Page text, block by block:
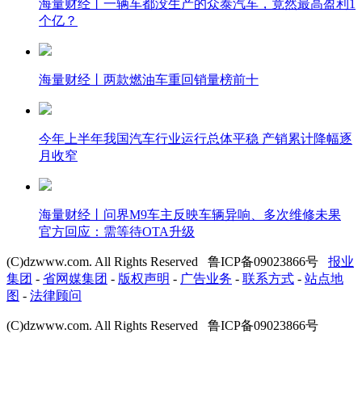
海量财经丨一辆车都没生产的众泰汽车，竟然最高盈利1
个亿？
海量财经丨两款燃油车重回销量榜前十
今年上半年我国汽车行业运行总体平稳 产销累计降幅逐
月收窄
海量财经丨问界M9车主反映车辆异响、多次维修未果
官方回应：需等待OTA升级
(C)dzwww.com. All Rights Reserved 鲁ICP备09023866号 报业
集团 - 省网媒集团 - 版权声明 - 广告业务 - 联系方式 - 站点地
图 - 法律顾问
(C)dzwww.com. All Rights Reserved 鲁ICP备09023866号